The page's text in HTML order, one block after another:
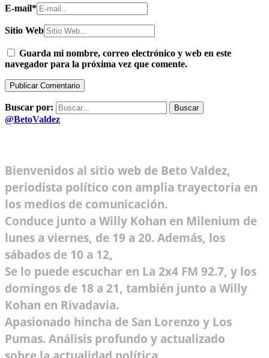
E-mail*
Sitio Web
Guarda mi nombre, correo electrónico y web en este
navegador para la próxima vez que comente.
Buscar por:
@BetoValdez
Bienvenidos al sitio web de Beto Valdez,
periodista político con amplia trayectoria en
los medios de comunicación.
Conduce junto a Willy Kohan en Milenium de
lunes a viernes, de 19 a 20. Además, los
sábados de 10 a 12,
Se lo puede escuchar en La 2x4 FM 92.7, y los
domingos de 18 a 21, también junto a Willy
Kohan en Rivadavia.
Apasionado hincha de San Lorenzo y Los
Pumas. Análisis profundo y actualizado